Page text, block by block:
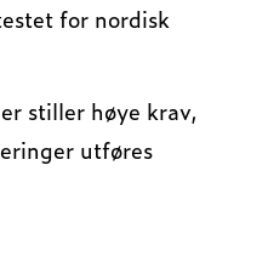
for nordisk
stiller høye krav,
utføres